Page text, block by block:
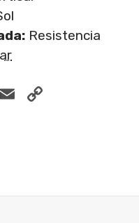
Resistencia
Facebook
Email